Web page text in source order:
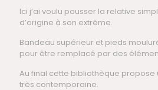
Ici j’ai voulu pousser la relative
d’origine à son extrême.
Bandeau supérieur et pieds
pour être remplacé par des
Au final cette bibliothèque
très contemporaine.